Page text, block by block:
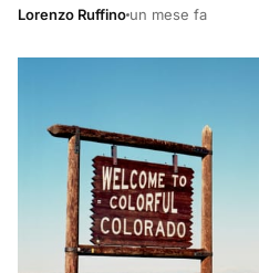
Lorenzo Ruffino un mese fa